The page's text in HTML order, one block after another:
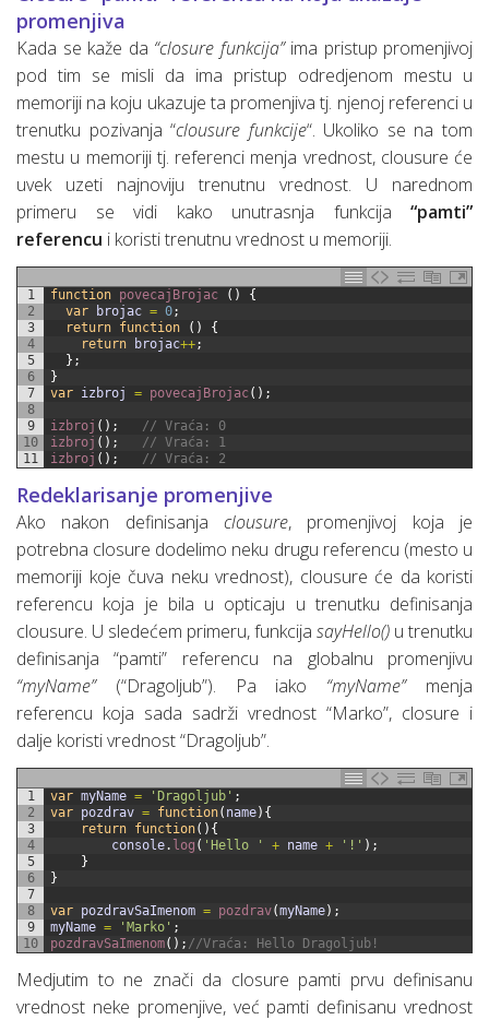
promenjiva
Kada se kaže da “closure funkcija”ima pristup promenjivoj
pod tim se misli da ima pristup odredjenom mestu u
memoriji na koju ukazuje ta promenjiva tj. njenoj referenci u
trenutku pozivanja “clousure funkcije“. Ukoliko se na tom
mestu u memoriji tj. referenci menja vrednost, clousure će
uvek uzeti najnoviju trenutnu vrednost. U narednom
primeru se vidi kako unutrasnja funkcija “pamti”
referencu i koristi trenutnu vrednost u memoriji.
1
2
3
4
5
6
7
8
9
10
11
function povecajBrojac ( )
{
var
brojac = 0;
return function ( )
{
return
brojac++;
} ;
}
var izbroj = povecajBrojac( ) ;
izbroj ( ) ;
// Vraća: 0
izbroj ( ) ;
// Vraća: 1
izbroj ( ) ; // Vraća: 2
Redeklarisanje promenjive
Ako nakon definisanja clousure, promenjivoj koja je
potrebna closure dodelimo neku drugu referencu (mesto u
memoriji koje čuva neku vrednost), clousure će da koristi
referencu koja je bila u opticaju u trenutku definisanja
clousure. U sledećem primeru, funkcija sayHello() u trenutku
definisanja “pamti” referencu na globalnu promenjivu
“myName”(“Dragoljub”). Pa iako “myName”menja
referencu koja sada sadrži vrednost “Marko”, closure i
dalje koristi vrednost “Dragoljub”.
1
2
3
4
5
6
7
8
9
10
var myName = 'Dragoljub' ;
var pozdrav = function( name) {
return function( ) {
console. log ( 'Hello ' + name + '!' ) ;
}
}
var pozdravSaImenom = pozdrav(myName) ;
myName = 'Marko' ;
pozdravSaImenom( ) ; //Vraća: Hello Dragoljub!
Medjutim to ne znači da closure pamti prvu definisanu
vrednost neke promenjive, već pamti definisanu vrednost